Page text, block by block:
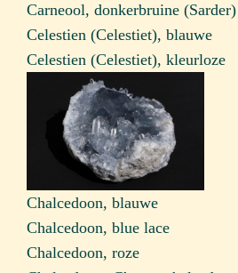
Carneool, donkerbruine (Sarder)
Celestien (Celestiet), blauwe
Celestien (Celestiet), kleurloze
Chalcedoon, blauwe
Chalcedoon, blue lace
Chalcedoon, roze